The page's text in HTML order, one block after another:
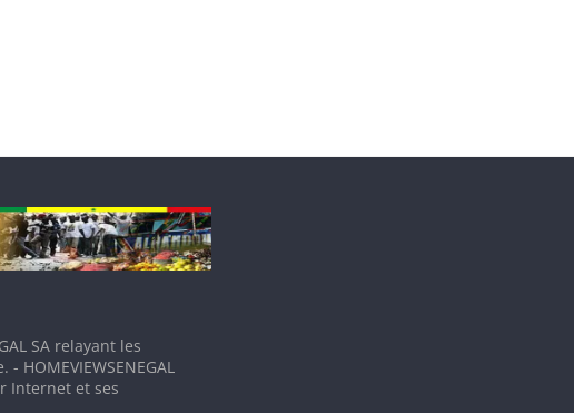
SA relayant les
HOMEVIEWSENEGAL
Internet et ses